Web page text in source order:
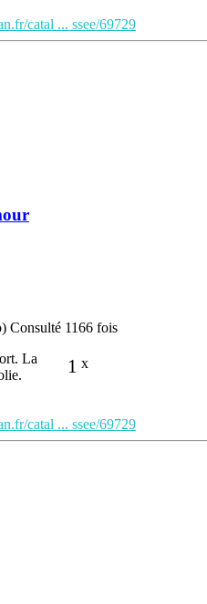
catal ... ssee/69729
Consulté 1166 fois
1 x
La
catal ... ssee/69729